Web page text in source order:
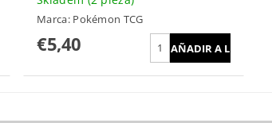
Marca: Pokémon TCG
€5,40